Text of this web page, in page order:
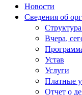
Новости
Сведения об
Вчера,
Устав
Услуги
Платные
Отчет о